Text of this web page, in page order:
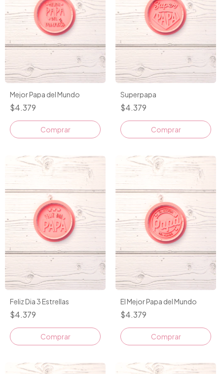
Mejor Papa del Mundo
$4.379
Comprar
Superpapa
$4.379
Comprar
Feliz Dia 3 Estrellas
$4.379
Comprar
El Mejor Papa del Mundo
$4.379
Comprar